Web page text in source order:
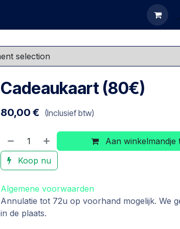
Cadeaukaart (80€)
80,00 € (Inclusief btw)
Aan winkelmandje
Koop nu
Algemene voorwaarden
Annulatie tot 72u op voorhand mogelijk. We
in de plaats.